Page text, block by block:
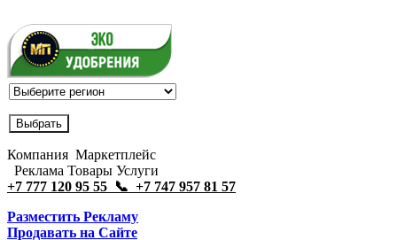
Компания Маркетплейс
Реклама Товары Услуги
+7 777 120 95 55 📞 +7 747 957 81 57
Разместить Рекламу
Продавать на Сайте